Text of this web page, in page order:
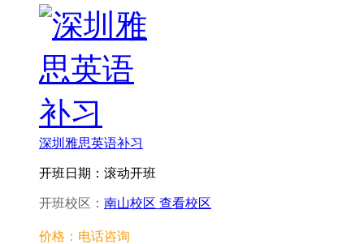
深圳雅思英语补习
开班日期：滚动开班
开班校区： 南山校区 查看校区
价格：电话咨询